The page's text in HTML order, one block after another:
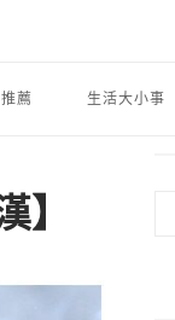
薦 生活大小事